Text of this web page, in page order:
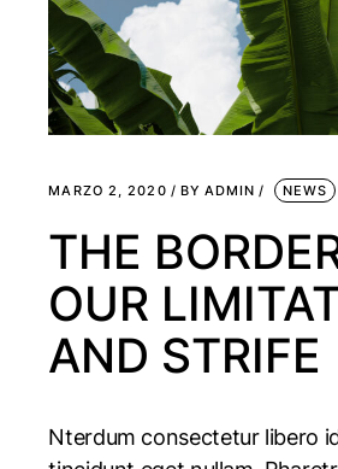
MARZO 2, 2020 BY ADMIN NEWS
THE
OUR
AND STRIFE
Nterdum consectetur libero